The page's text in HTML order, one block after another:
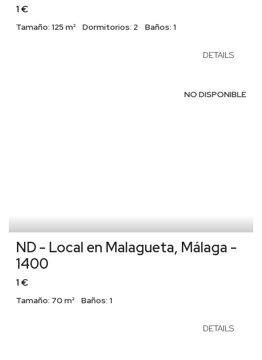
1 €
Tamaño: 125 m² Dormitorios: 2 Baños: 1
DETAILS
NO DISPONIBLE
ND - Local en Malagueta, Málaga -
1400
1 €
Tamaño: 70 m² Baños: 1
DETAILS